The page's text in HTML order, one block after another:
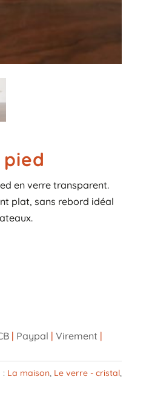
en verre transparent.
plat, sans rebord idéal
| Paypal | Virement |
: La maison, Le verre - cristal,